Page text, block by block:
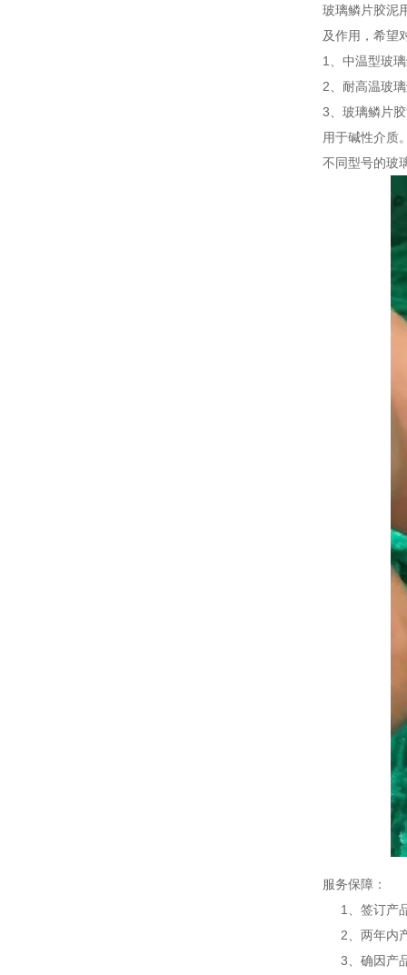
玻璃鳞片胶泥
及作用，希望
1、中温型玻
2、耐高温玻
3、玻璃鳞片
用于碱性介质
不同型号的玻
服务保障：
1、签订产
2、两年内产
3、确因产品